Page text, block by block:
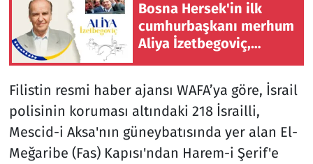
Bosna Hersek'in ilk
cumhurbaşkanı merhum
Aliya İzetbegoviç,
Filistin resmi haber ajansı WAFA’ya göre, İsrail
polisinin koruması altındaki 218 İsrailli,
Mescid-i Aksa'nın güneybatısında yer alan El-
Meğaribe (Fas) Kapısı'ndan Harem-i Şerif'e
Spor
Teknoloji ve Bilim
Televizyon